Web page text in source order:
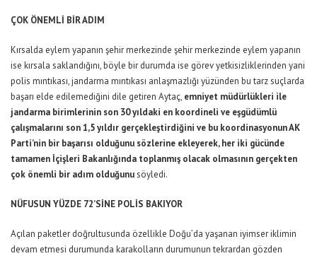
ÇOK ÖNEMLİ BİR ADIM
Kırsalda eylem yapanın şehir merkezinde şehir merkezinde eylem yapanın
ise kırsala saklandığını, böyle bir durumda ise görev yetkisizliklerinden yani
polis mıntıkası, jandarma mıntıkası anlaşmazlığı yüzünden bu tarz suçlarda
başarı elde edilemediğini dile getiren Aytaç, emniyet müdürlükleri ile
jandarma birimlerinin son 30 yıldaki en koordineli ve eşgüdümlü
çalışmalarını son 1,5 yıldır gerçekleştirdiğini ve bu koordinasyonun AK
Parti’nin bir başarısı olduğunu sözlerine ekleyerek, her iki gücünde
tamamen İçişleri Bakanlığında toplanmış olacak olmasının gerçekten
çok önemli bir adım olduğunusöyledi.
NÜFUSUN YÜZDE 72’SİNE POLİS BAKIYOR
Açılan paketler doğrultusunda özellikle Doğu’da yaşanan iyimser iklimin
devam etmesi durumunda karakolların durumunun tekrardan gözden